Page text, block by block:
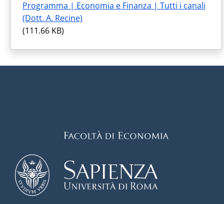
Programma | Economia e Finanza | Tutti i canali
(Dott. A. Recine)
(111.66 KB)